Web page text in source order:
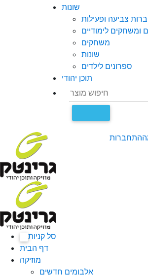
שונות
צביעה ופעילות
ומשחקים לימודיים
משחקים
שונות
ספרונים לילדים
תוכן יהודי
התחברות
סל קניות
דף הבית
מוזיקה
אלבומים חדשים